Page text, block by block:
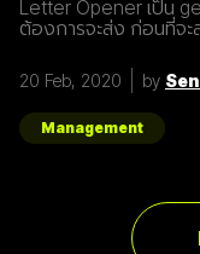
Letter Opener เป็น
ต้องการจะส่ง ก่อนที่จ
นั้นรัน `bundle
gem "letter_opener"
end กำหนดการส่งอีเ
Production จะใช้เป็น
config/
20 Feb, 2020 by
Management